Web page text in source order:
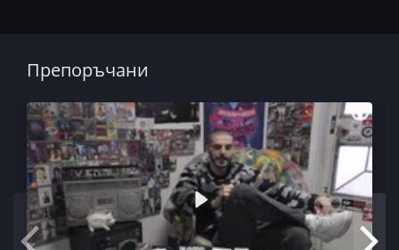
Препоръчани